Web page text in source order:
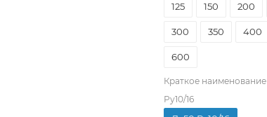
125 150 200
300 350 400
600
Краткое наименование
Ру10/16